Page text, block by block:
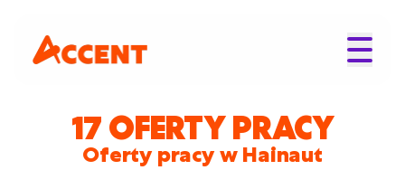
17 OFERTY PRACY
Oferty pracy w Hainaut